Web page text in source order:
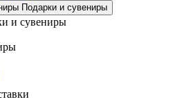
Подарки и сувениры